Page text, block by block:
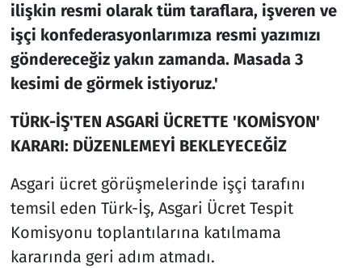
ilişkin resmi olarak tüm taraflara, işveren ve
işçi konfederasyonlarımıza resmi yazımızı
göndereceğiz yakın zamanda. Masada 3
kesimi de görmek istiyoruz.'
TÜRK-İŞ'TEN ASGARİ ÜCRETTE 'KOMİSYON'
KARARI: DÜZENLEMEYİ BEKLEYECEĞİZ
Asgari ücret görüşmelerinde işçi tarafını
temsil eden Türk-İş, Asgari Ücret Tespit
Komisyonu toplantılarına katılmama
kararında geri adım atmadı.